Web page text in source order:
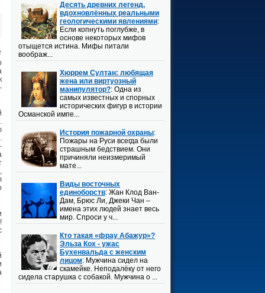
Десять древних легенд,
вдохновлённых реальными
геологическими явлениями:
Если копнуть поглубже, в
основе некоторых мифов
отыщется истина. Мифы питали
воображ...
Хюррем Султан: любящая
жена или виртуозный
манипулятор?: Одна из
самых известных и спорных
исторических фигур в истории
Османской импе...
История пожарной охраны:
Пожары на Руси всегда были
страшным бедствием. Они
причиняли неизмеримый
мате...
Виды восточных
единоборств: Жан Клод Ван-
Дам, Брюс Ли, Джеки Чан –
имена этих людей знает весь
мир. Спроси у ч...
Кто такая «фрау Абажур»?
Эльза Кох - ужас
Бухенвальда с женским
лицом: Мужчина сидел на
скамейке. Неподалёку от него
сидела старушка с собакой. Мужчина о ...